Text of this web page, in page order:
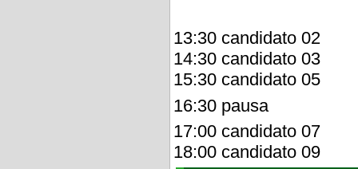
13:30 candidato 02
14:30 candidato 03
15:30 candidato 05
16:30 pausa
17:00 candidato 07
18:00 candidato 09